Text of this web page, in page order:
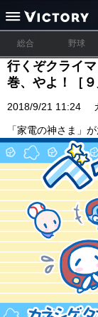
総合 野球
行くぞクライ
巻、やよ！［９
2018/9/21 11:24
「家電の神さま」